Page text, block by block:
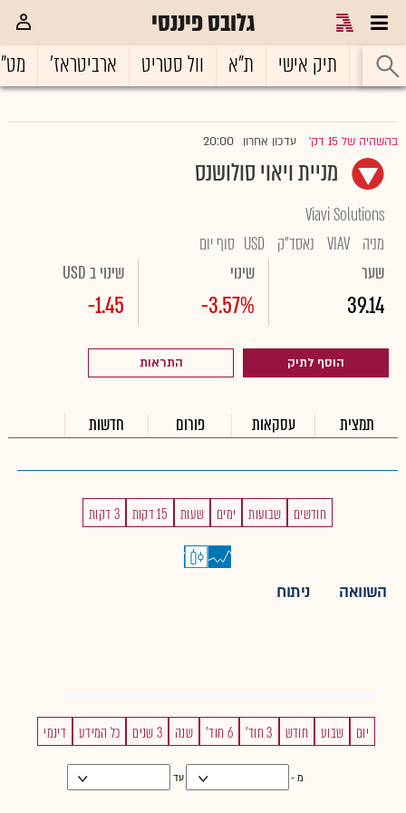
גלובס פיננסי
ראשי תיק אישי ת"א וול סטריט ארביטראז'
בהשהיה של 15 דק' עדכון אחרון 20:00
מניית ויאוי סולושנס
Viavi Solutions
מניה VIAV נאסד"ק USD סוף יום
שער
39.14
שינוי
-3.57%
שינוי ב USD
-1.45
הוסף לתיק התראות
תמצית עסקאות פורום חדשות
חודשים שבועות ימים שעות 15 דקות 3 דקות
השוואה ניתוח
יום שבוע חודש 3 חוד' 6 חוד' שנה 3 שנים כל המידע דינמי
מ - עד